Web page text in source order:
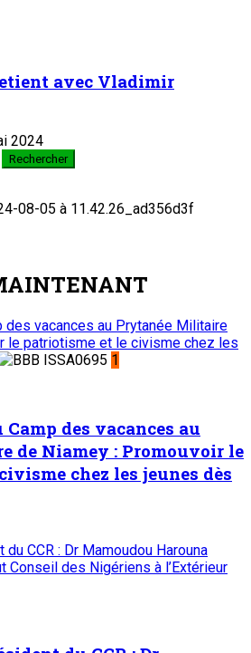
avec Vladimir
2024
des vacances au Prytanée Militaire
le patriotisme et le civisme chez les
1
des vacances au
de Niamey : Promouvoir le
chez les jeunes dès
CCR : Dr Mamoudou Harouna
Conseil des Nigériens à l’Extérieur